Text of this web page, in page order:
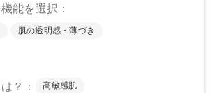
ン、ハイドロゲンジメチコン、グンジョ